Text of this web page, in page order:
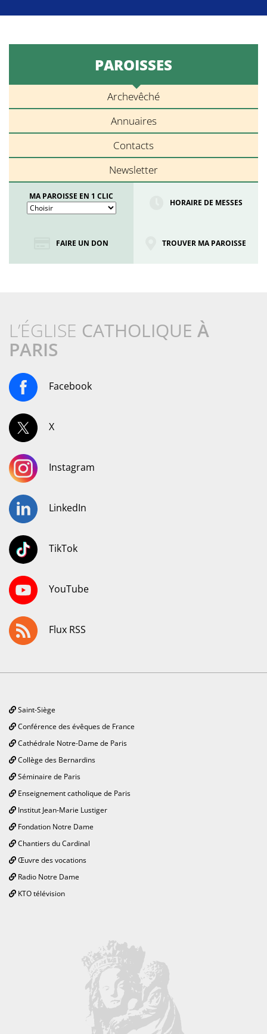
PAROISSES
Archevêché
Annuaires
Contacts
Newsletter
MA PAROISSE EN 1 CLIC
HORAIRE DE MESSES
FAIRE UN DON TROUVER MA PAROISSE
L’ÉGLISE CATHOLIQUE À
PARIS
Facebook
X
Instagram
LinkedIn
TikTok
YouTube
Flux RSS
Saint-Siège
Conférence des évêques de France
Cathédrale Notre-Dame de Paris
Collège des Bernardins
Séminaire de Paris
Enseignement catholique de Paris
Institut Jean-Marie Lustiger
Fondation Notre Dame
Chantiers du Cardinal
Œuvre des vocations
Radio Notre Dame
KTO télévision